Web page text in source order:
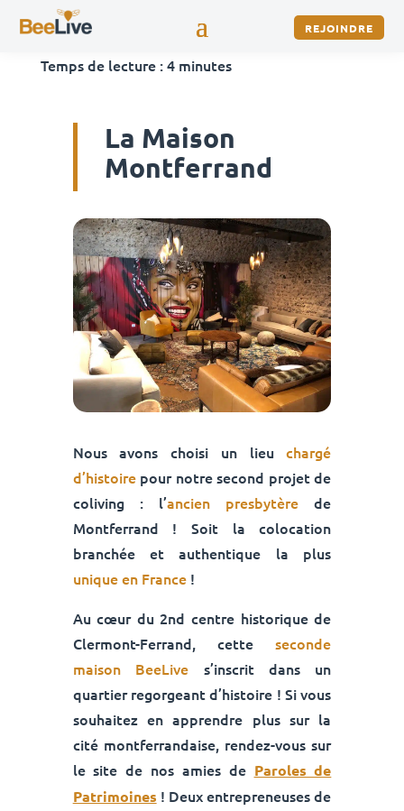
REJOINDRE
Temps de lecture :4 minutes
La Maison
Montferrand
Nous avons choisi un lieu chargé
d’histoirepour notre second projet de
coliving : l’ancien presbytère de
Montferrand ! Soit la colocation
branchée et authentique la plus
unique en France!
Au cœur du 2nd centre historique de
Clermont-Ferrand, cetteseconde
maison BeeLive s’inscrit dans un
quartier regorgeant d’histoire ! Si vous
souhaitez en apprendre plus sur la
cité montferrandaise, rendez-vous sur
le site de nos amies de Paroles de
Patrimoines ! Deux entrepreneuses de